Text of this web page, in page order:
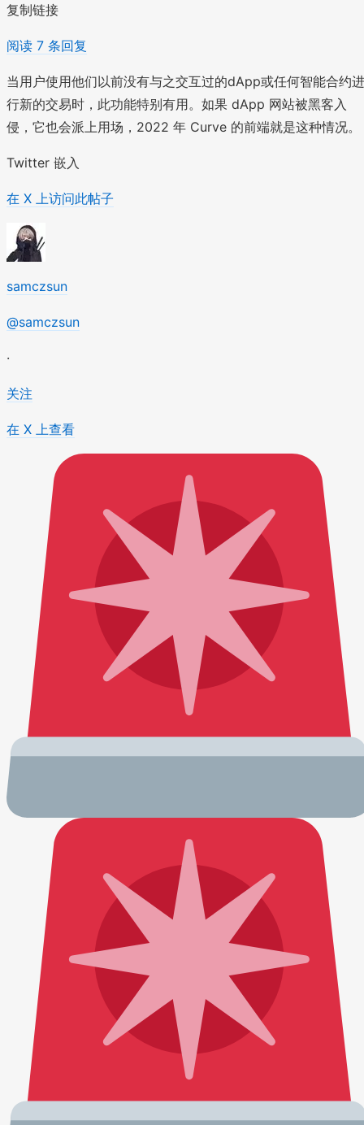
复制链接
阅读 7 条回复
当用户使用他们以前没有与之交互过的dApp或任何智能合约进
行新的交易时，此功能特别有用。如果 dApp 网站被黑客入
侵，它也会派上用场，2022 年 Curve 的前端就是这种情况。
Twitter 嵌入
在 X 上访问此帖子
samczsun
@samczsun
·
关注
在 X 上查看